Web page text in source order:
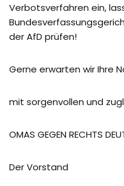
Verbotsverfahren ein,
der AfD prüfen!
Gerne erwarten wir Ihre
mit sorgenvollen und
OMAS GEGEN RECHTS
Der Vorstand